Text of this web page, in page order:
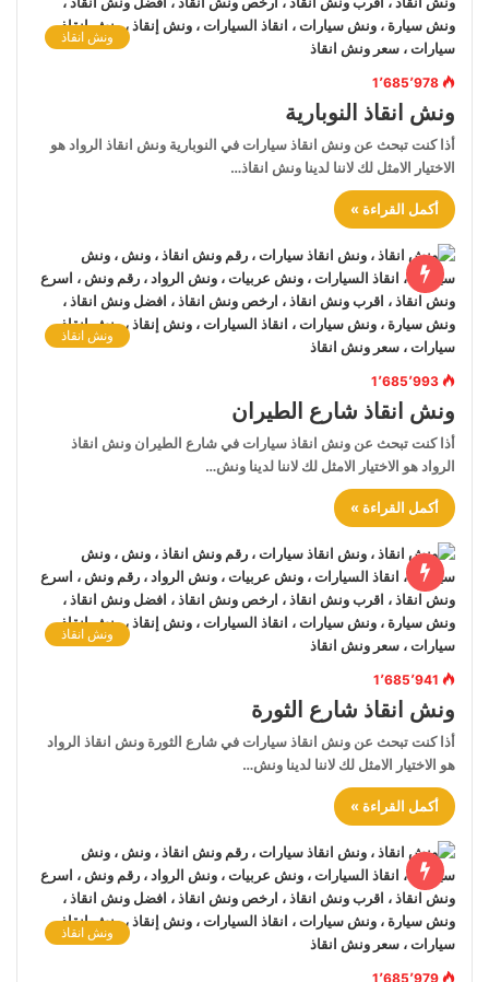
ونش انقاذ
1٬685٬978
ونش انقاذ النوبارية
أذا كنت تبحث عن ونش انقاذ سيارات في النوبارية ونش انقاذ الرواد هو
الاختيار الامثل لك لاننا لدينا ونش انقاذ…
أكمل القراءة »
ونش انقاذ
1٬685٬993
ونش انقاذ شارع الطيران
أذا كنت تبحث عن ونش انقاذ سيارات في شارع الطيران ونش انقاذ
الرواد هو الاختيار الامثل لك لاننا لدينا ونش…
أكمل القراءة »
ونش انقاذ
1٬685٬941
ونش انقاذ شارع الثورة
أذا كنت تبحث عن ونش انقاذ سيارات في شارع الثورة ونش انقاذ الرواد
هو الاختيار الامثل لك لاننا لدينا ونش…
أكمل القراءة »
ونش انقاذ
1٬685٬979